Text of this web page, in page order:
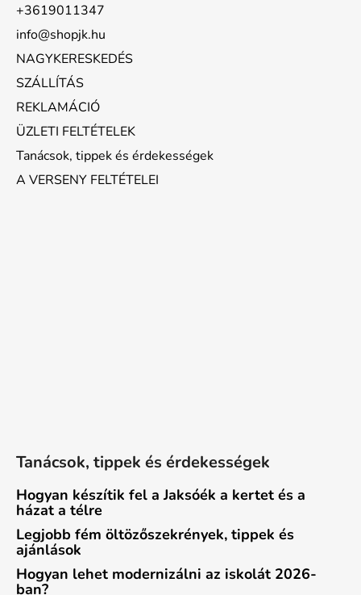
+3619011347
info@shopjk.hu
NAGYKERESKEDÉS
SZÁLLÍTÁS
REKLAMÁCIÓ
ÜZLETI FELTÉTELEK
Tanácsok, tippek és érdekességek
A VERSENY FELTÉTELEI
Tanácsok, tippek és érdekességek
Hogyan készítik fel a Jaksóék a kertet és a
házat a télre
Legjobb fém öltözőszekrények, tippek és
ajánlások
Hogyan lehet modernizálni az iskolát 2026-
ban?